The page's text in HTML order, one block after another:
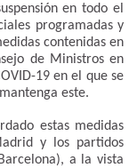
en todo el
programadas y
contenidas en
de Ministros en
19 en el que se
este.
estas medidas
y los partidos
a la vista